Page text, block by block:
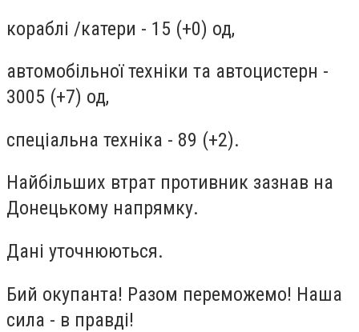
кораблі /катери - 15 (+0) од,
автомобільної техніки та автоцистерн -
3005 (+7) од,
спеціальна техніка - 89 (+2).
Найбільших втрат противник зазнав на
Донецькому напрямку.
Дані уточнюються.
Бий окупанта! Разом переможемо! Наша
сила - в правді!